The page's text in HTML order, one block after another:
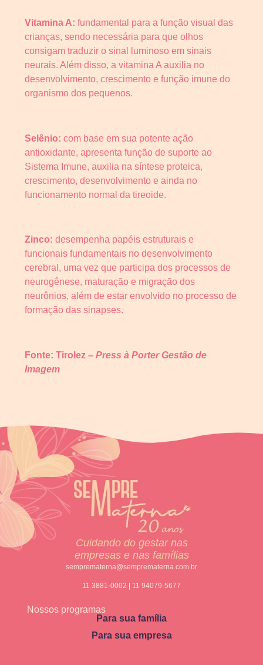
Vitamina A: fundamental para a função visual das
crianças, sendo necessária para que olhos
consigam traduzir o sinal luminoso em sinais
neurais. Além disso, a vitamina A auxilia no
desenvolvimento, crescimento e função imune do
organismo dos pequenos.
Selênio: com base em sua potente ação
antioxidante, apresenta função de suporte ao
Sistema Imune, auxilia na síntese proteica,
crescimento, desenvolvimento e ainda no
funcionamento normal da tireoide.
Zinco: desempenha papéis estruturais e
funcionais fundamentais no desenvolvimento
cerebral, uma vez que participa dos processos de
neurogênese, maturação e migração dos
neurônios, além de estar envolvido no processo de
formação das sinapses.
Fonte: Tirolez – Press à Porter Gestão de
Imagem
Cuidando do gestar nas
empresas e nas famílias
semprematerna@semprematerna.com.br
11 3881-0002 | 11 94079-5677
Nossos programas
Para sua família
Para sua empresa